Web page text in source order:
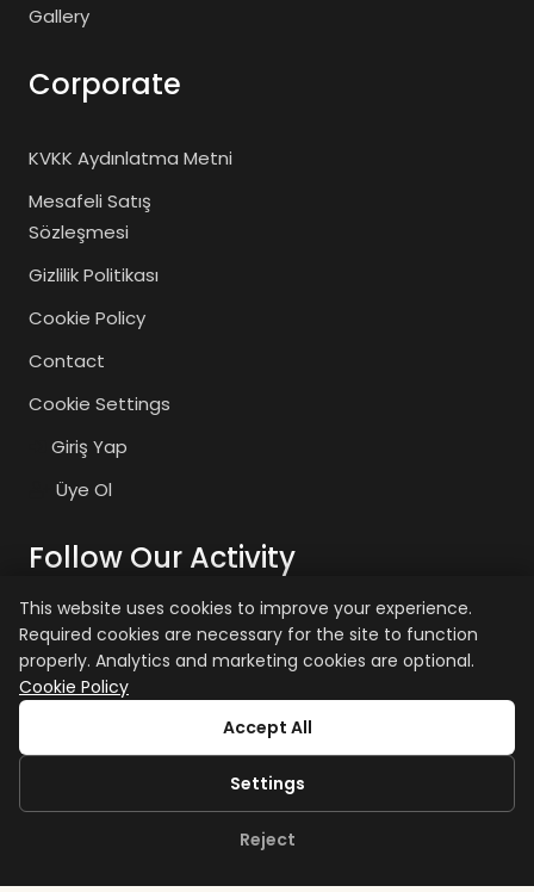
Gallery
Corporate
KVKK Aydınlatma Metni
Mesafeli Satış
Sözleşmesi
Gizlilik Politikası
Cookie Policy
Contact
Cookie Settings
Giriş Yap
Üye Ol
Follow Our Activity
zaiyasam zaiyasam
+15 age restriction applies.
This website uses cookies to improve your experience.
Required cookies are necessary for the site to function
properly. Analytics and marketing cookies are optional.
Cookie Policy
Accept All
Settings
Reject